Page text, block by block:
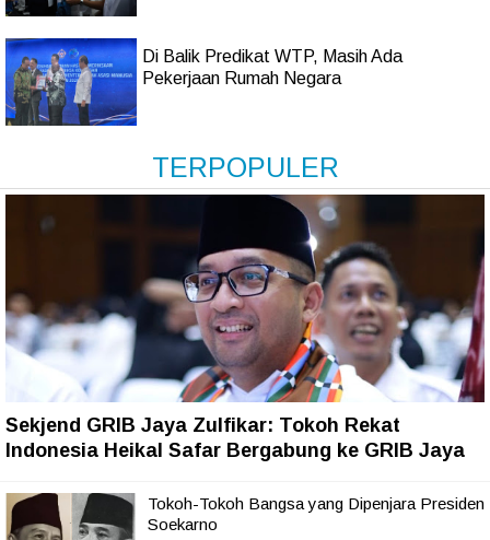
Di Balik Predikat WTP, Masih Ada
Pekerjaan Rumah Negara
TERPOPULER
Sekjend GRIB Jaya Zulfikar: Tokoh Rekat
Indonesia Heikal Safar Bergabung ke GRIB Jaya
Tokoh-Tokoh Bangsa yang Dipenjara Presiden
Soekarno